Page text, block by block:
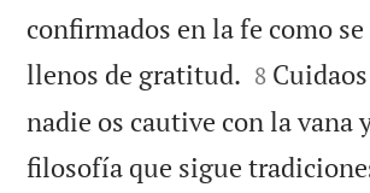
confirmados en la fe como
llenos de gratitud. 

8
nadie os cautive con la vana
filosofía que sigue